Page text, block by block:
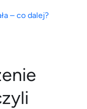
– co dalej?